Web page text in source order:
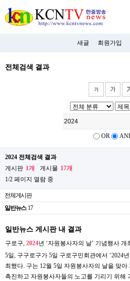
새글 회원가입
전체검색 결과
OR
2024 전체검색 결과
게시판 1개 게시물 17개
1/2 페이지 열람 중
전체게시판
일반뉴스 17
일반뉴스 게시판 내 결과
구로구, 2024년 ‘자원봉사자의 날’ 기념행사 개
5일, 구구로구가 5일 구로구민회관에서 ‘2024
최했다. 구는 12월 5일 자원봉사자의 날을 맞
촉진하고 자원봉사자들의 노고를 기리기 위해